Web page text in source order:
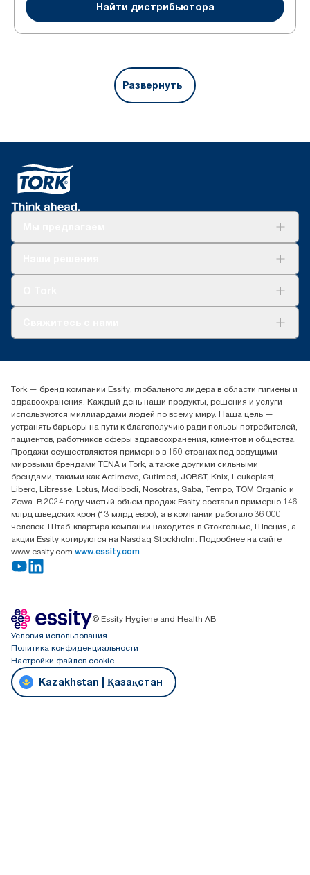
Найти дистрибьютора
Развернуть
(+7) 777 779 0095
Контакты на рынках СНГ
ООО «Эссити», Представительство в Казахстане Пр.
Достык, 210, 2 блок, 3 этаж,
офис №32 050051, г.
Алматы, Казахстан
Tork — бренд компании Essity, глобального лидера в области гигиены и
здравоохранения. Каждый день наши продукты, решения и услуги
используются миллиардами людей по всему миру. Наша цель —
устранять барьеры на пути к благополучию ради пользы потребителей,
пациентов, работников сферы здравоохранения, клиентов и общества.
Продажи осуществляются примерно в 150 странах под ведущими
мировыми брендами TENA и Tork, а также другими сильными
брендами, такими как Actimove, Cutimed, JOBST, Knix, Leukoplast,
Libero, Libresse, Lotus, Modibodi, Nosotras, Saba, Tempo, TOM Organic и
Zewa. В 2024 году чистый объем продаж Essity составил примерно 146
млрд шведских крон (13 млрд евро), а в компании работало 36 000
человек. Штаб-квартира компании находится в Стокгольме, Швеция, а
акции Essity котируются на Nasdaq Stockholm. Подробнее на сайте
www.essity.com www.essity.com
© Essity Hygiene and Health AB
Условия использования
Политика конфиденциальности
Настройки файлов cookie
Kazakhstan | Қазақстан